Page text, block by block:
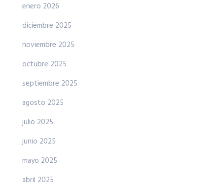
enero 2026
diciembre 2025
noviembre 2025
octubre 2025
septiembre 2025
agosto 2025
julio 2025
junio 2025
mayo 2025
abril 2025